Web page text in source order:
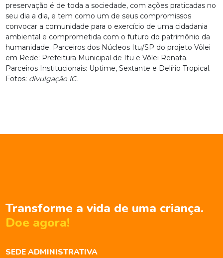
preservação é de toda a sociedade, com ações praticadas no
seu dia a dia, e tem como um de seus compromissos
convocar a comunidade para o exercício de uma cidadania
ambiental e comprometida com o futuro do patrimônio da
humanidade. Parceiros dos Núcleos Itu/SP do projeto Vôlei
em Rede: Prefeitura Municipal de Itu e Vôlei Renata.
Parceiros Institucionais: Uptime, Sextante e Delírio Tropical.
Fotos: divulgação IC.
Transforme a vida de uma criança.
Doe agora!
SEDE ADMINISTRATIVA